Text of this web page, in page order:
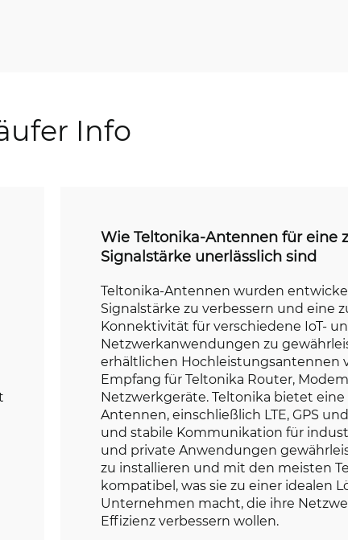
Info
Wie Teltonika-Antennen für eine
Signalstärke unerlässlich sind
Teltonika-Antennen wurden
Signalstärke zu verbessern und eine
Konnektivität für verschiedene IoT-
Netzwerkanwendungen zu
erhältlichen Hochleistungsantennen
Empfang für Teltonika Router,
Netzwerkgeräte. Teltonika bietet eine
Antennen, einschließlich LTE, GPS
und stabile Kommunikation für
und private Anwendungen
zu installieren und mit den meisten
kompatibel, was sie zu einer idealen
Unternehmen macht, die ihre
Effizienz verbessern wollen.